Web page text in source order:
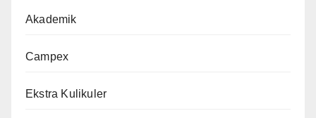
Akademik
Campex
Ekstra Kulikuler